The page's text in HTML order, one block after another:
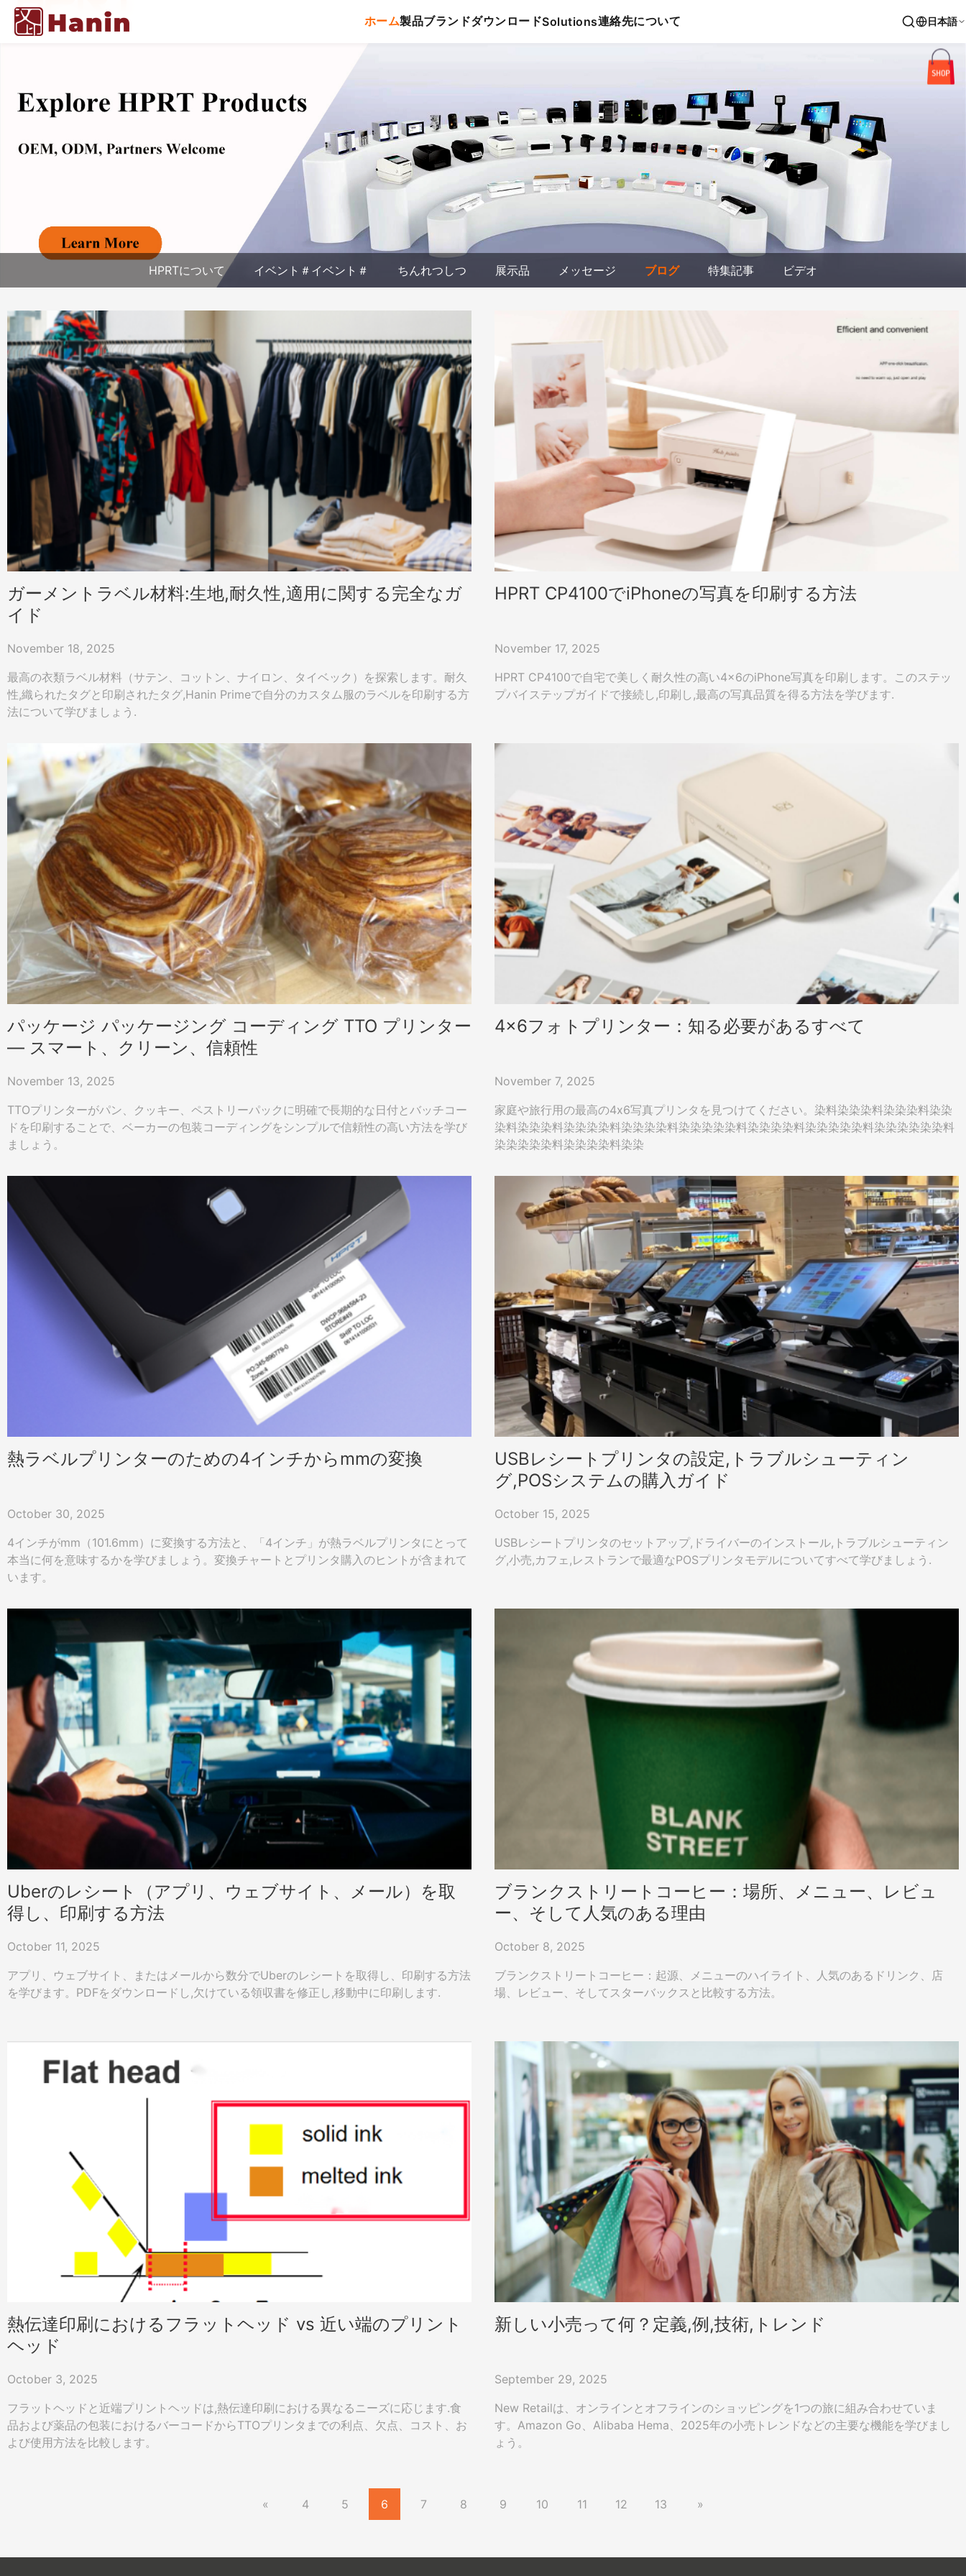
ホーム製品ブランドダウンロードSolutions連絡先について 日本語
HPRTについて イベント＃イベント＃ ちんれつしつ 展示品 メッセージ ブログ 特集記事 ビデオ
ガーメントラベル材料:生地,耐久性,適用に関する完全なガ
イド
November 18, 2025
最高の衣類ラベル材料（サテン、コットン、ナイロン、タイベック）を探索します。耐久
性,織られたタグと印刷されたタグ,Hanin Primeで自分のカスタム服のラベルを印刷する方
法について学びましょう.
HPRT CP4100でiPhoneの写真を印刷する方法
November 17, 2025
HPRT CP4100で自宅で美しく耐久性の高い4×6のiPhone写真を印刷します。このステッ
プバイステップガイドで接続し,印刷し,最高の写真品質を得る方法を学びます.
パッケージ パッケージング コーディング TTO プリンター
— スマート、クリーン、信頼性
November 13, 2025
TTOプリンターがパン、クッキー、ペストリーパックに明確で長期的な日付とバッチコー
ドを印刷することで、ベーカーの包装コーディングをシンプルで信頼性の高い方法を学び
ましょう。
4x6フォトプリンター：知る必要があるすべて
November 7, 2025
家庭や旅行用の最高の4x6写真プリンタを見つけてください。染料染染染料染染染料染染
染料染染染料染染染染料染染染染料染染染染染料染染染染料染染染染染料染染染染染染料
染染染染染料染染染染料染染
熱ラベルプリンターのための4インチからmmの変換
October 30, 2025
4インチがmm（101.6mm）に変換する方法と、「4インチ」が熱ラベルプリンタにとって
本当に何を意味するかを学びましょう。変換チャートとプリンタ購入のヒントが含まれて
います。
USBレシートプリンタの設定,トラブルシューティン
グ,POSシステムの購入ガイド
October 15, 2025
USBレシートプリンタのセットアップ,ドライバーのインストール,トラブルシューティン
グ,小売,カフェ,レストランで最適なPOSプリンタモデルについてすべて学びましょう.
Uberのレシート（アプリ、ウェブサイト、メール）を取
得し、印刷する方法
October 11, 2025
アプリ、ウェブサイト、またはメールから数分でUberのレシートを取得し、印刷する方法
を学びます。PDFをダウンロードし,欠けている領収書を修正し,移動中に印刷します.
ブランクストリートコーヒー：場所、メニュー、レビュ
ー、そして人気のある理由
October 8, 2025
ブランクストリートコーヒー：起源、メニューのハイライト、人気のあるドリンク、店
場、レビュー、そしてスターバックスと比較する方法。
熱伝達印刷におけるフラットヘッド vs 近い端のプリント
ヘッド
October 3, 2025
フラットヘッドと近端プリントヘッドは,熱伝達印刷における異なるニーズに応じます.食
品および薬品の包装におけるバーコードからTTOプリンタまでの利点、欠点、コスト、お
よび使用方法を比較します。
新しい小売って何？定義,例,技術,トレンド
September 29, 2025
New Retailは、オンラインとオフラインのショッピングを1つの旅に組み合わせていま
す。Amazon Go、Alibaba Hema、2025年の小売トレンドなどの主要な機能を学びまし
ょう。
« 4 5 6 7 8 9 10 11 12 13 »